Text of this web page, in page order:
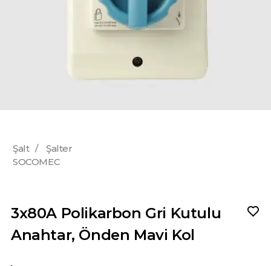
Şalt /
Şalter
SOCOMEC
3x80A Polikarbon Gri Kutulu
Anahtar, Önden Mavi Kol